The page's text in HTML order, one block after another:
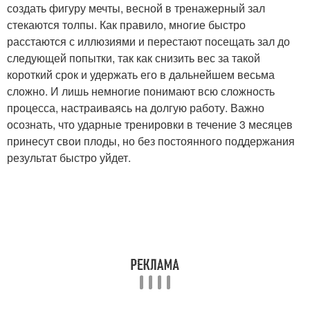
создать фигуру мечты, весной в тренажерный зал
стекаются толпы. Как правило, многие быстро
расстаются с иллюзиями и перестают посещать зал до
следующей попытки, так как снизить вес за такой
короткий срок и удержать его в дальнейшем весьма
сложно. И лишь немногие понимают всю сложность
процесса, настраиваясь на долгую работу. Важно
осознать, что ударные тренировки в течение 3 месяцев
принесут свои плоды, но без постоянного поддержания
результат быстро уйдет.